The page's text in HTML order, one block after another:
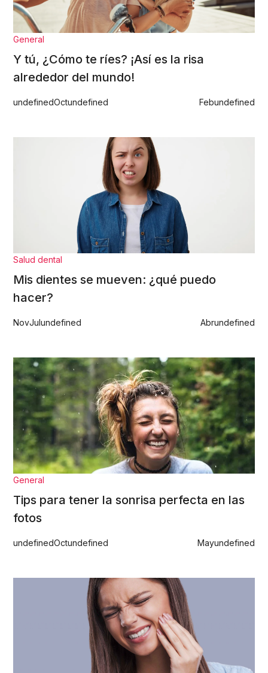
General
Y tú, ¿Cómo te ríes? ¡Así es la risa
alrededor del mundo!
undefinedOctundefined Febundefined
Salud dental
Mis dientes se mueven: ¿qué puedo
hacer?
NovJulundefined Abrundefined
General
Tips para tener la sonrisa perfecta en las
fotos
undefinedOctundefined Mayundefined